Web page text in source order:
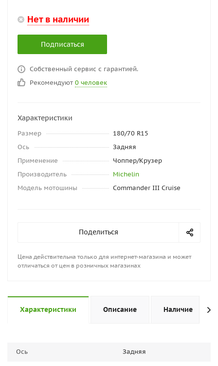
Нет в наличии
Подписаться
Собственный сервис с гарантией.
Рекомендуют 0 человек
Характеристики
Размер
180/70 R15
Ось
Задняя
Применение
Чоппер/Крузер
Производитель
Michelin
Модель мотошины
Commander III Cruise
Поделиться
Цена действительна только для интернет-магазина и может
отличаться от цен в розничных магазинах
Характеристики Описание Наличие
Ось Задняя